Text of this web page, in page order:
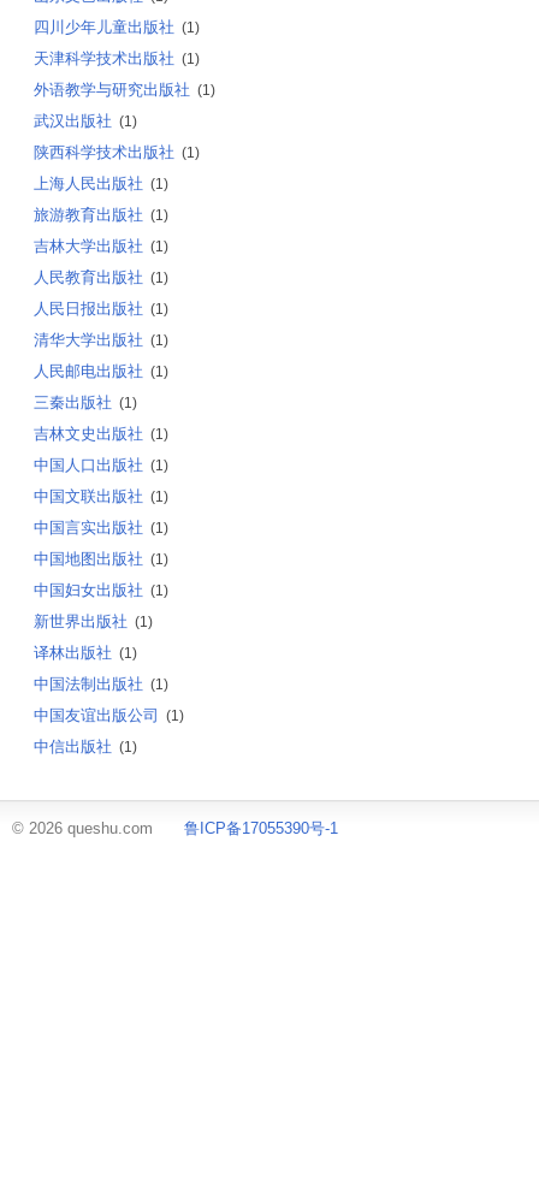
四川少年儿童出版社 (1)
天津科学技术出版社 (1)
外语教学与研究出版社 (1)
武汉出版社 (1)
陕西科学技术出版社 (1)
上海人民出版社 (1)
旅游教育出版社 (1)
吉林大学出版社 (1)
人民教育出版社 (1)
人民日报出版社 (1)
清华大学出版社 (1)
人民邮电出版社 (1)
三秦出版社 (1)
吉林文史出版社 (1)
中国人口出版社 (1)
中国文联出版社 (1)
中国言实出版社 (1)
中国地图出版社 (1)
中国妇女出版社 (1)
新世界出版社 (1)
译林出版社 (1)
中国法制出版社 (1)
中国友谊出版公司 (1)
中信出版社 (1)
© 2026 queshu.com 鲁ICP备17055390号-1